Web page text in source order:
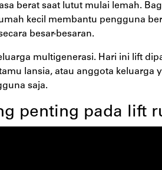
berat saat lutut mulai lemah.
kecil membantu pengguna
besar-besaran.
multigenerasi. Hari ini lift
lansia, atau anggota keluarga
saja.
penting pada lift